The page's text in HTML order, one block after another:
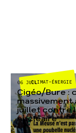
CLIMAT-ÉNERGIE
06 JUIL
Cigéo/Bure :
massivement
juillet contre
nucléaire